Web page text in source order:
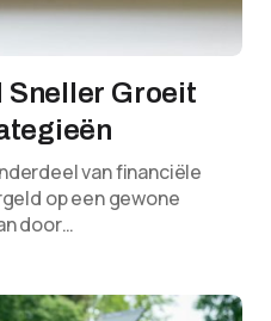
Sneller Groeit
van financiële
op een gewone
door…